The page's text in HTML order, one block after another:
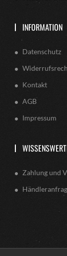
INFORMATION
Datenschutz
Kontakt
AGB
Impressum
Zahlung und